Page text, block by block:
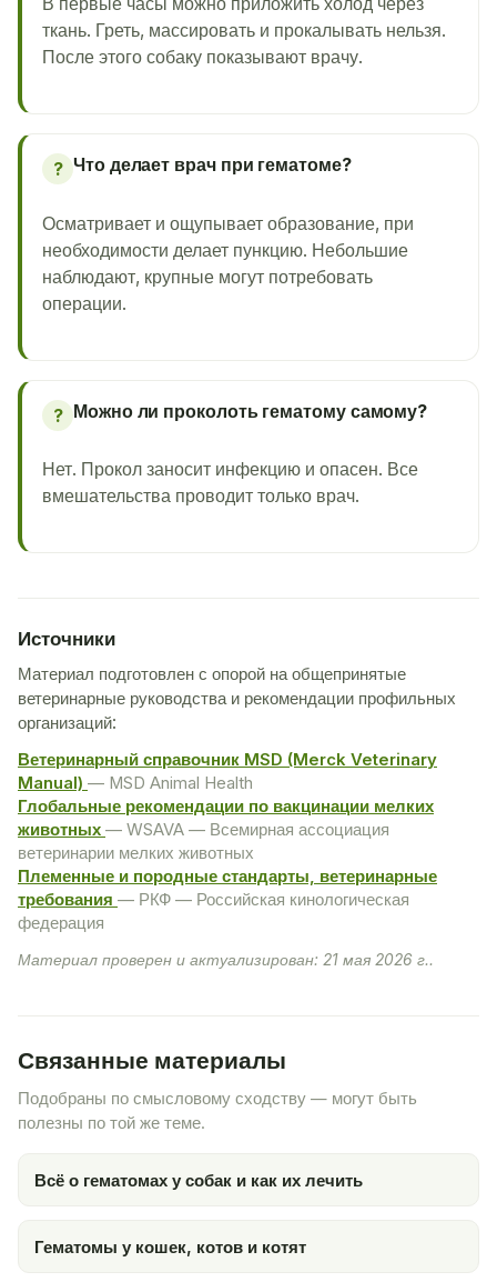
В первые часы можно приложить холод через
ткань. Греть, массировать и прокалывать нельзя.
После этого собаку показывают врачу.
? Что делает врач при гематоме?
Осматривает и ощупывает образование, при
необходимости делает пункцию. Небольшие
наблюдают, крупные могут потребовать
операции.
? Можно ли проколоть гематому самому?
Нет. Прокол заносит инфекцию и опасен. Все
вмешательства проводит только врач.
Источники
Материал подготовлен с опорой на общепринятые
ветеринарные руководства и рекомендации профильных
организаций:
Ветеринарный справочник MSD (Merck Veterinary
Manual) — MSD Animal Health
Глобальные рекомендации по вакцинации мелких
животных — WSAVA — Всемирная ассоциация
ветеринарии мелких животных
Племенные и породные стандарты, ветеринарные
требования — РКФ — Российская кинологическая
федерация
Материал проверен и актуализирован: 21 мая 2026 г..
Связанные материалы
Подобраны по смысловому сходству — могут быть
полезны по той же теме.
Всё о гематомах у собак и как их лечить
Гематомы у кошек, котов и котят